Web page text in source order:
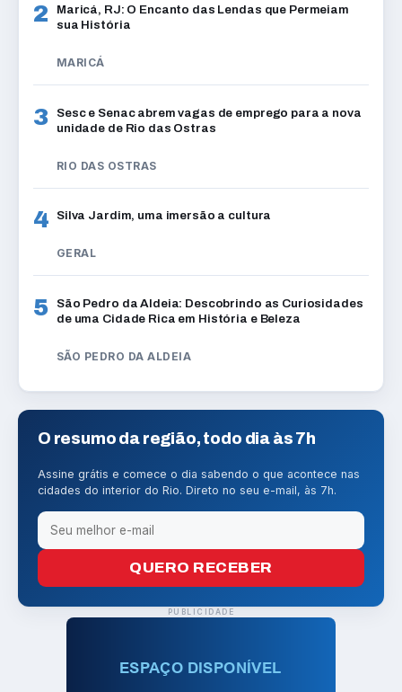
2
Maricá, RJ: O Encanto das Lendas que Permeiam
sua História
MARICÁ
3
Sesc e Senac abrem vagas de emprego para a nova
unidade de Rio das Ostras
RIO DAS OSTRAS
4 Silva Jardim, uma imersão a cultura
GERAL
5
São Pedro da Aldeia: Descobrindo as Curiosidades
de uma Cidade Rica em História e Beleza
SÃO PEDRO DA ALDEIA
O resumo da região, todo dia às 7h
Assine grátis e comece o dia sabendo o que acontece nas
cidades do interior do Rio. Direto no seu e-mail, às 7h.
QUERO RECEBER
PUBLICIDADE